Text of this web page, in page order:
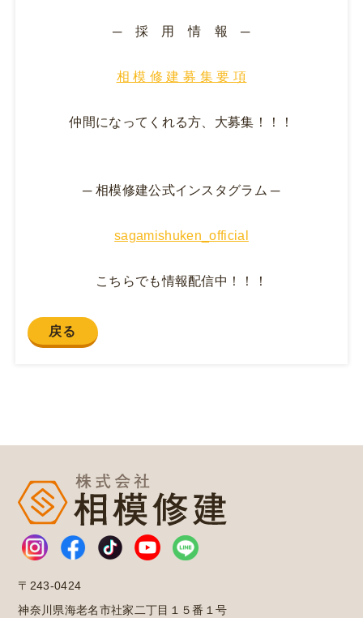
─ 採 用 情 報 ─
相 模 修 建 募 集 要 項
仲間になってくれる方、大募集！！！
─ 相模修建公式インスタグラム ─
sagamishuken_official
こちらでも情報配信中！！！
戻る
〒243-0424
神奈川県海老名市社家二丁目１５番１号